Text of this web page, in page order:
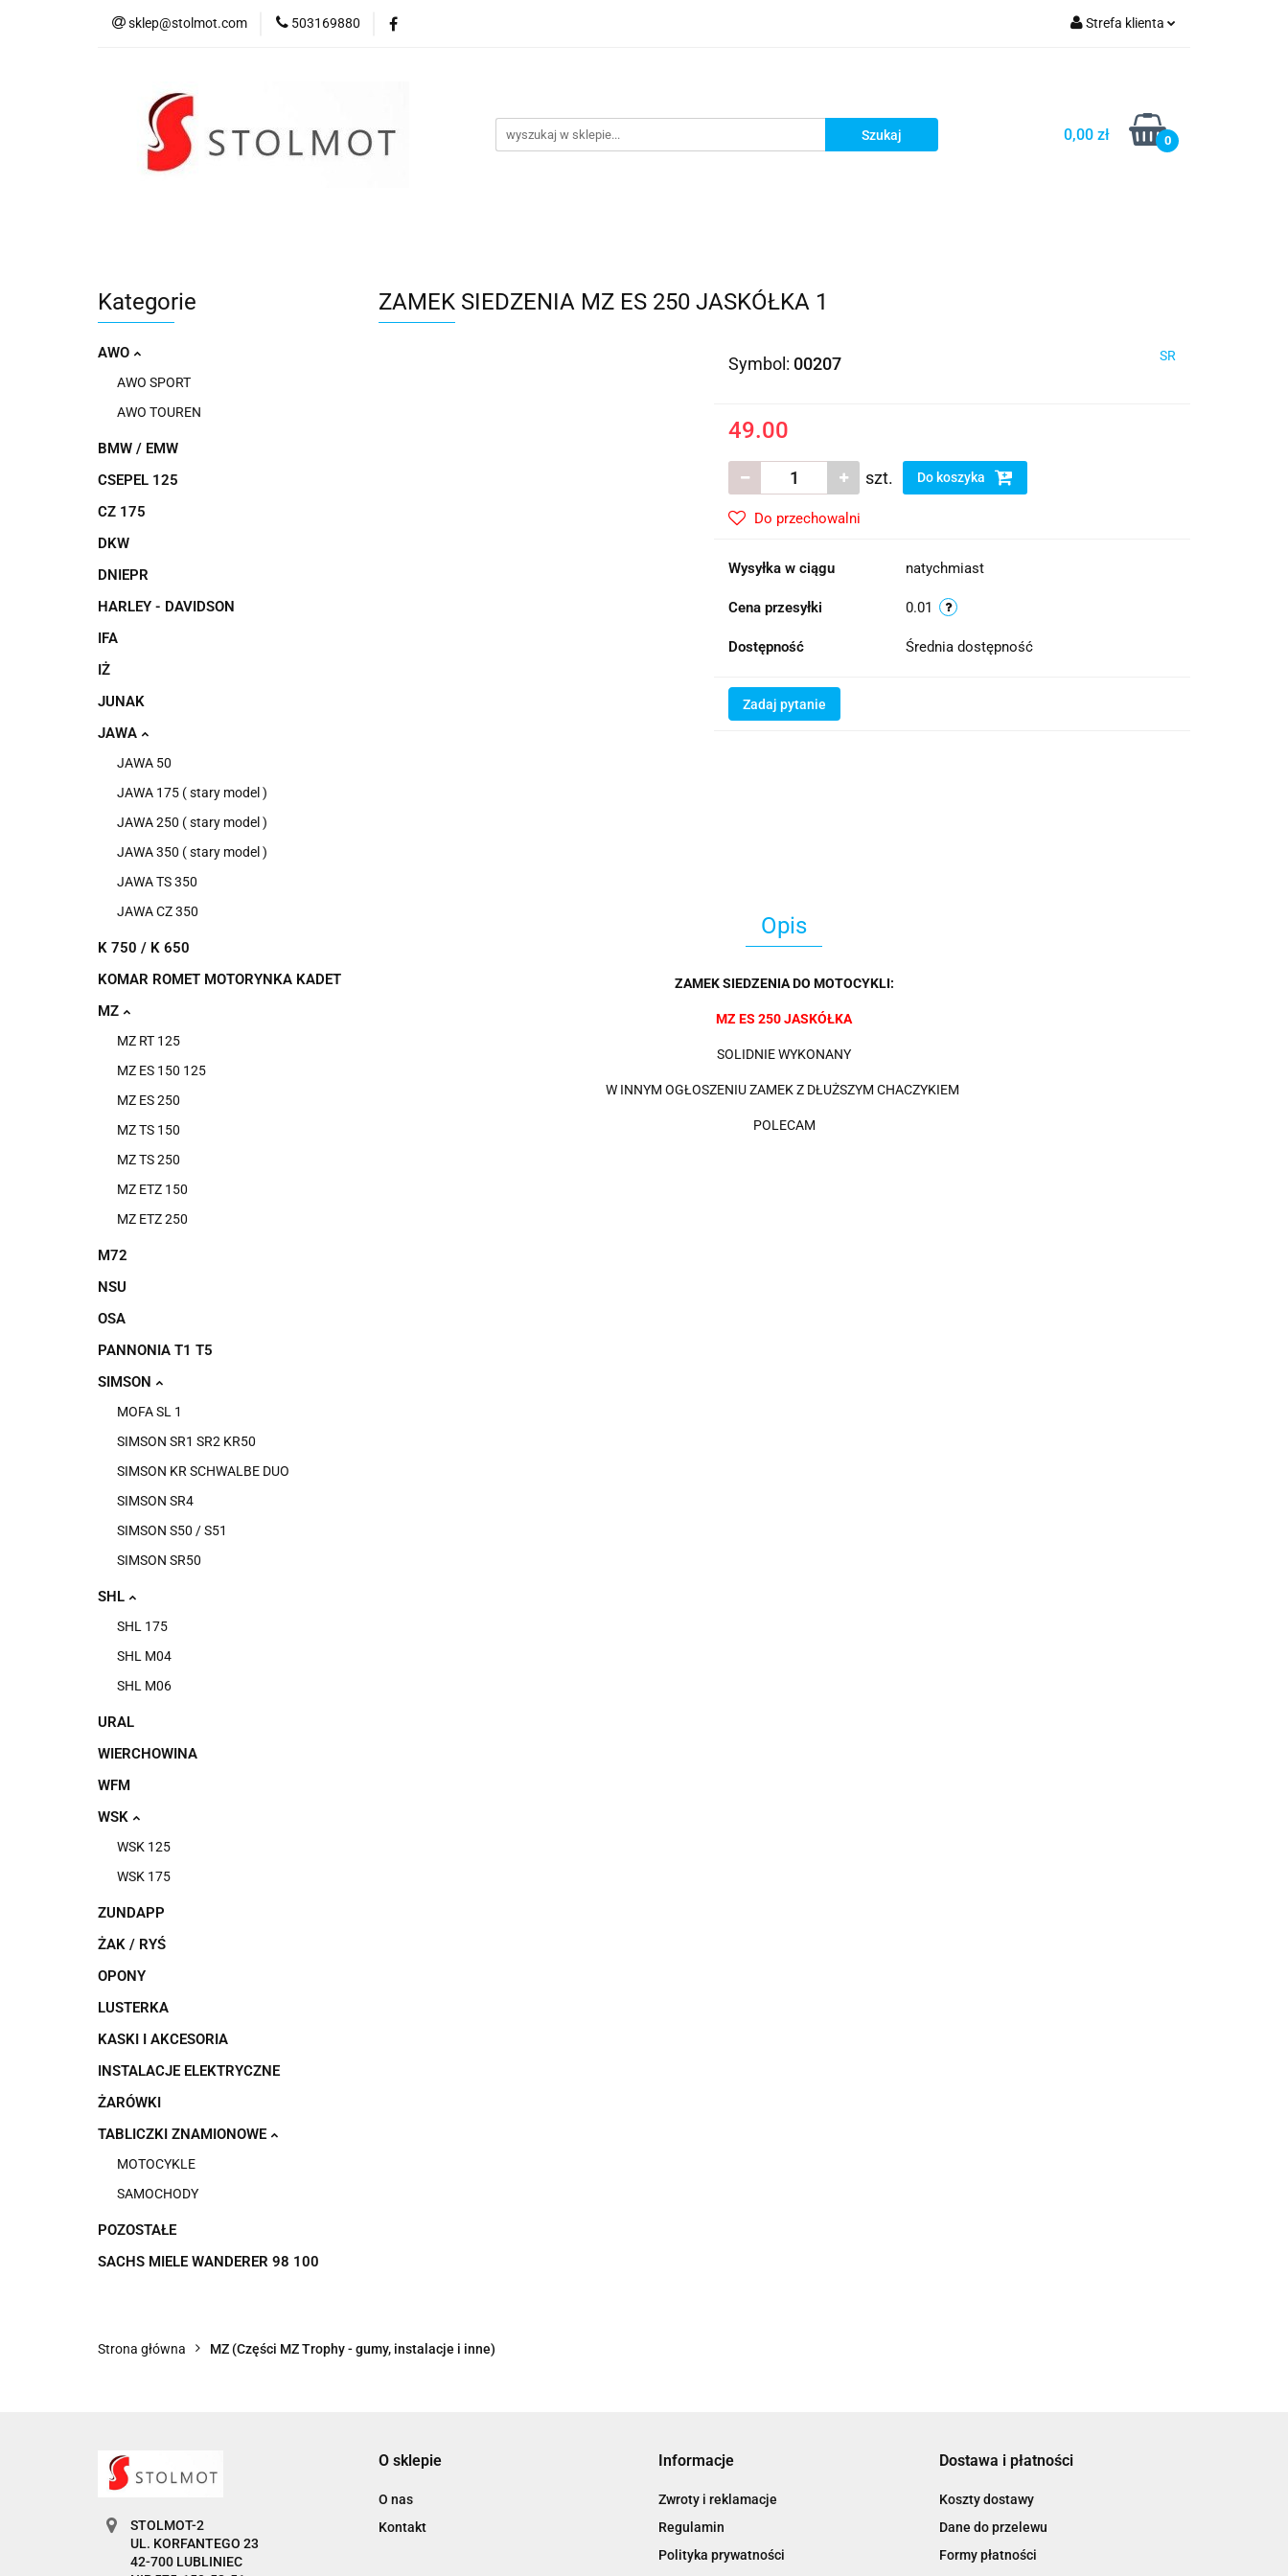
sklep@stolmot.com 503169880 Strefa klienta
Dodaj zgłoszenie
0,00 zł 0
Kategorie
AWO
AWO SPORT
AWO TOUREN
BMW / EMW
CSEPEL 125
CZ 175
DKW
DNIEPR
HARLEY - DAVIDSON
IFA
IŻ
JUNAK
JAWA
JAWA 50
JAWA 175 ( stary model )
JAWA 250 ( stary model )
JAWA 350 ( stary model )
JAWA TS 350
JAWA CZ 350
K 750 / K 650
KOMAR ROMET MOTORYNKA KADET
MZ
MZ RT 125
MZ ES 150 125
MZ ES 250
MZ TS 150
MZ TS 250
MZ ETZ 150
MZ ETZ 250
M72
NSU
OSA
PANNONIA T1 T5
SIMSON
MOFA SL 1
SIMSON SR1 SR2 KR50
SIMSON KR SCHWALBE DUO
SIMSON SR4
SIMSON S50 / S51
SIMSON SR50
SHL
SHL 175
SHL M04
SHL M06
URAL
WIERCHOWINA
WFM
WSK
WSK 125
WSK 175
ZUNDAPP
ŻAK / RYŚ
OPONY
LUSTERKA
KASKI I AKCESORIA
INSTALACJE ELEKTRYCZNE
ŻARÓWKI
TABLICZKI ZNAMIONOWE
MOTOCYKLE
SAMOCHODY
POZOSTAŁE
SACHS MIELE WANDERER 98 100
ZAMEK SIEDZENIA MZ ES 250 JASKÓŁKA 1
Symbol: 00207 SR
49.00
szt. Do koszyka
Do przechowalni
Wysyłka w ciągu natychmiast
Cena przesyłki 0.01
Dostępność Średnia dostępność
Zadaj pytanie
Opis
ZAMEK SIEDZENIA DO MOTOCYKLI:
MZ ES 250 JASKÓŁKA
SOLIDNIE WYKONANY
W INNYM OGŁOSZENIU ZAMEK Z DŁUŻSZYM CHACZYKIEM
POLECAM
Strona główna MZ (Części MZ Trophy - gumy, instalacje i inne)
STOLMOT-2
UL. KORFANTEGO 23
42-700 LUBLINIEC
O sklepie
O nas
Kontakt
Informacje
Zwroty i reklamacje
Regulamin
Polityka prywatności
Dostawa i płatności
Koszty dostawy
Dane do przelewu
Formy płatności